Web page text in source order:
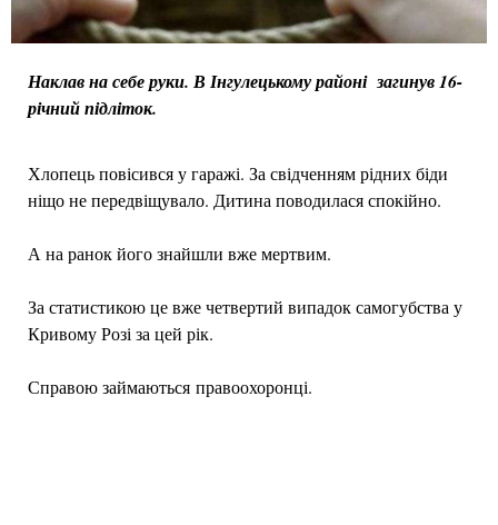
Наклав на себе руки. В Інгулецькому районі загинув 16-
річний підліток.
Хлопець повісився у гаражі. За свідченням рідних біди
ніщо не передвіщувало. Дитина поводилася спокійно.
А на ранок його знайшли вже мертвим.
За статистикою це вже четвертий випадок самогубства у
Кривому Розі за цей рік.
Справою займаються правоохоронці.